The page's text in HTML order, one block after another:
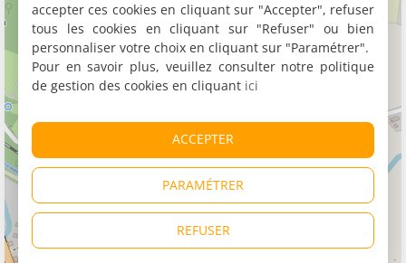
accepter ces cookies en cliquant sur "Accepter", refuser
tous les cookies en cliquant sur "Refuser" ou bien
personnaliser votre choix en cliquant sur "Paramétrer".
Pour en savoir plus, veuillez consulter notre politique
de gestion des cookies en cliquant ici
ACCEPTER
PARAMÉTRER
REFUSER